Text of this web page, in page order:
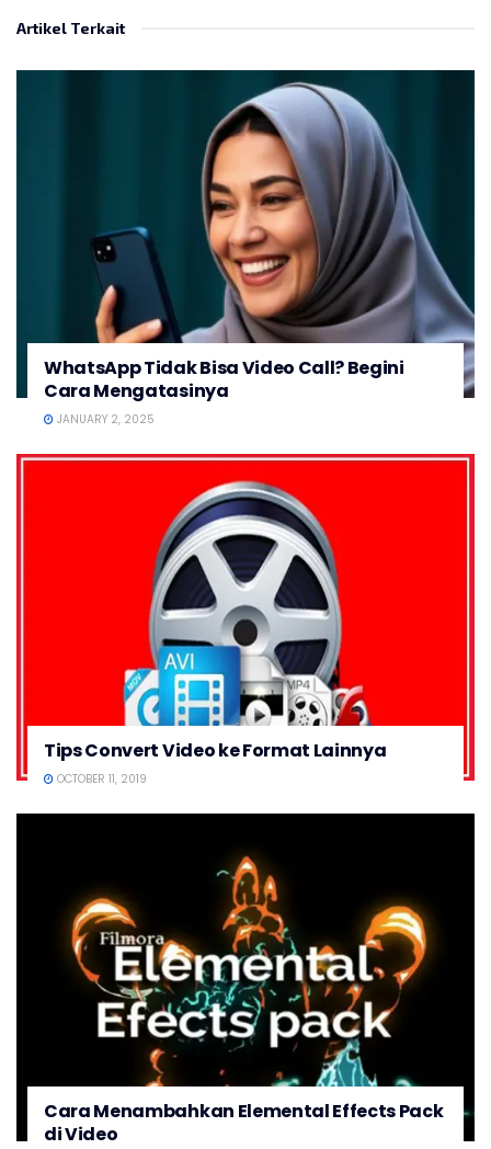
Artikel Terkait
WhatsApp Tidak Bisa Video Call? Begini
Cara Mengatasinya
JANUARY 2, 2025
Tips Convert Video ke Format Lainnya
OCTOBER 11, 2019
Cara Menambahkan Elemental Effects Pack
di Video